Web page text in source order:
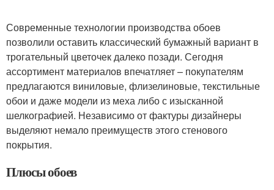
Современные технологии производства обоев
позволили оставить классический бумажный вариант в
трогательный цветочек далеко позади. Сегодня
ассортимент материалов впечатляет – покупателям
предлагаются виниловые, флизелиновые, текстильные
обои и даже модели из меха либо с изысканной
шелкографией. Независимо от фактуры дизайнеры
выделяют немало преимуществ этого стенового
покрытия.
Плюсы обоев